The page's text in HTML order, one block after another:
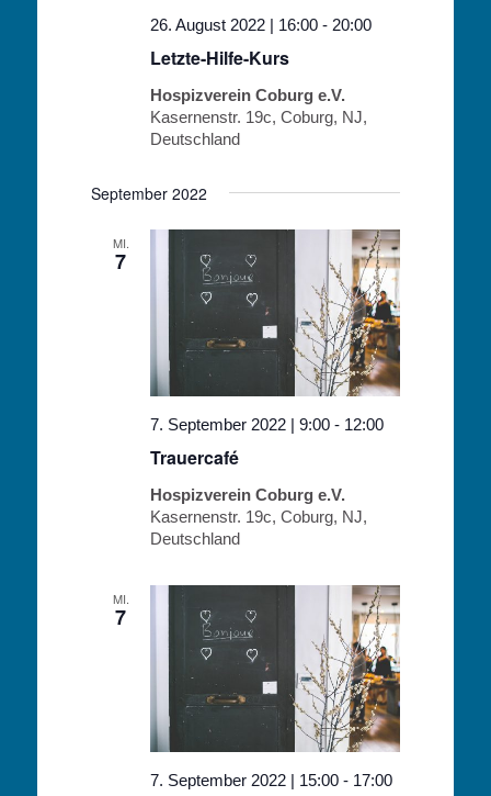
Letzte-Hilfe-Kurs
26. August 2022 | 16:00 - 20:00
Hospizverein Coburg e.V.
Kasernenstr. 19c, Coburg, NJ,
Deutschland
September 2022
MI.
7
Trauercafé
7. September 2022 | 9:00 - 12:00
Hospizverein Coburg e.V.
Kasernenstr. 19c, Coburg, NJ,
Deutschland
MI.
7
7. September 2022 | 15:00 - 17:00